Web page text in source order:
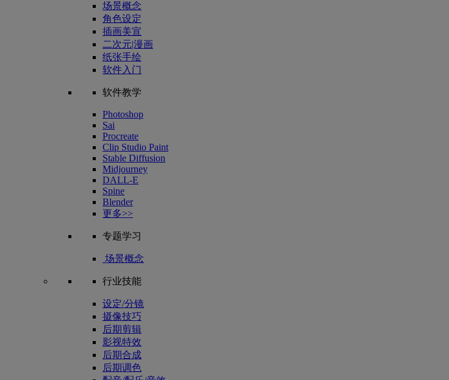
场景概念
角色设定
插画美宣
二次元|漫画
纸张手绘
软件入门
软件教学
Photoshop
Sai
Procreate
Clip Studio Paint
Stable Diffusion
Midjourney
DALL-E
Spine
Blender
更多>>
专题学习
场景概念
行业技能
设定/分镜
摄像技巧
后期剪辑
影视特效
后期合成
后期调色